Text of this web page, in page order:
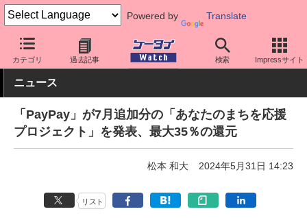
Powered by Translate
カテゴリ 過去記事 検索 Impressサイト
ケータイ Watch アプリ・サービス 決済/金融
ニュース
「PayPay」が7月追加分の「あなたのまちを応援
プロジェクト」を発表、最大35％の還元
松本 和大 2024年5月31日 14:23
リスト